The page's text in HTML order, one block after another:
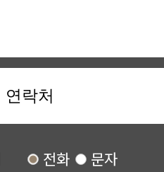
전화 문자